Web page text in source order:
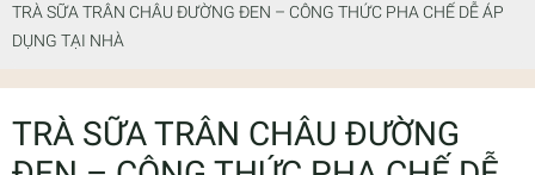
TRÀ SỮA TRÂN CHÂU ĐƯỜNG ĐEN – CÔNG THỨC PHA CHẾ DỄ ÁP
DỤNG TẠI NHÀ
TRÀ SỮA TRÂN CHÂU ĐƯỜNG